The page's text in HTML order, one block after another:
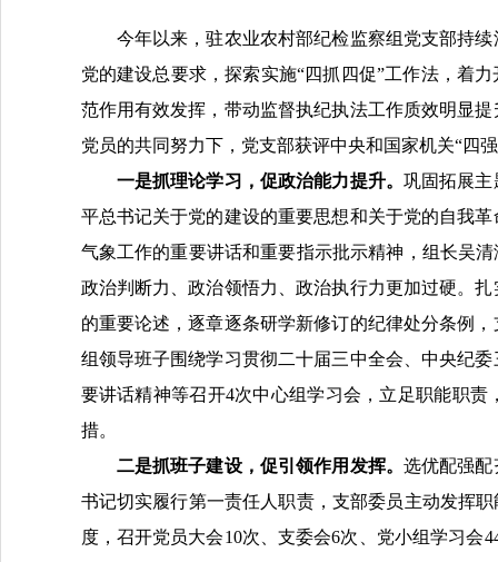
今年以来，驻农业农村部纪检监察组党支部持
党的建设总要求，探索实施“四抓四促”工作法，着
范作用有效发挥，带动监督执纪执法工作质效明显提
党员的共同努力下，党支部获评中央和国家机关“四
一是抓理论学习，促政治能力提升。 巩固拓展
平总书记关于党的建设的重要思想和关于党的自我
气象工作的重要讲话和重要指示批示精神，组长吴清
政治判断力、政治领悟力、政治执行力更加过硬。扎
的重要论述，逐章逐条研学新修订的纪律处分条例
组领导班子围绕学习贯彻二十届三中全会、中央纪
要讲话精神等召开4次中心组学习会，立足职能职责
措。
二是抓班子建设，促引领作用发挥。 选优配强
书记切实履行第一责任人职责，支部委员主动发挥
度，召开党员大会10次、支委会6次、党小组学习会